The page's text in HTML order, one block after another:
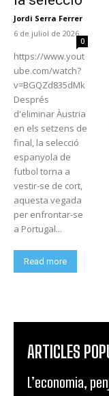
Jordi Serra Ferrer
-
6 de juliol de 2026
0
https://www.yout
ube.com/watch?
v=BGQZd835dMk
Després
d'eliminar Àustria
en els setzens de
final, la selecció
espanyola de
futbol torna a
vestir-se de cort,
aquesta vegada
per enfrontar-se
a Portugal...
Read more
ARTICLES
L’economia,